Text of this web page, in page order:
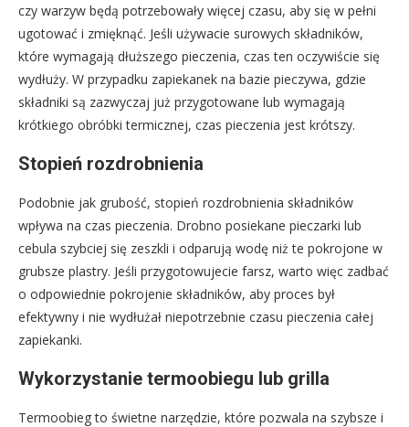
czy warzyw będą potrzebowały więcej czasu, aby się w pełni
ugotować i zmięknąć. Jeśli używacie surowych składników,
które wymagają dłuższego pieczenia, czas ten oczywiście się
wydłuży. W przypadku zapiekanek na bazie pieczywa, gdzie
składniki są zazwyczaj już przygotowane lub wymagają
krótkiego obróbki termicznej, czas pieczenia jest krótszy.
Stopień rozdrobnienia
Podobnie jak grubość, stopień rozdrobnienia składników
wpływa na czas pieczenia. Drobno posiekane pieczarki lub
cebula szybciej się zeszkli i odparują wodę niż te pokrojone w
grubsze plastry. Jeśli przygotowujecie farsz, warto więc zadbać
o odpowiednie pokrojenie składników, aby proces był
efektywny i nie wydłużał niepotrzebnie czasu pieczenia całej
zapiekanki.
Wykorzystanie termoobiegu lub grilla
Termoobieg to świetne narzędzie, które pozwala na szybsze i